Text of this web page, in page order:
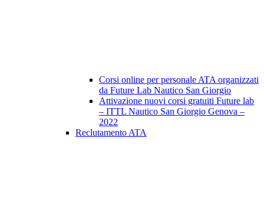
Corsi online per personale ATA organizzati
da Future Lab Nautico San Giorgio
Attivazione nuovi corsi gratuiti Future lab
– ITTL Nautico San Giorgio Genova –
2022
Reclutamento ATA